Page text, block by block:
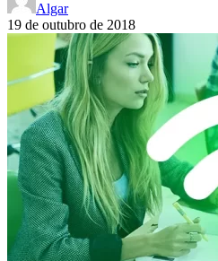
Algar
19 de outubro de 2018